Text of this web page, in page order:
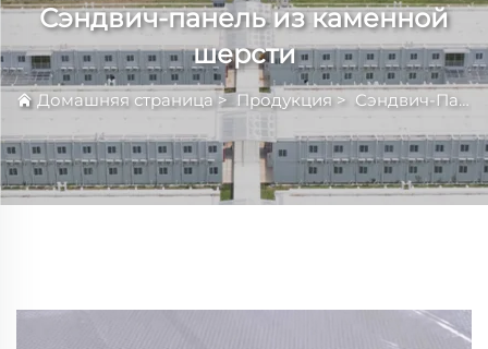
Сэндвич-панель из каменной
шерсти
Домашняя страница>Продукция> Сэндвич-Панель